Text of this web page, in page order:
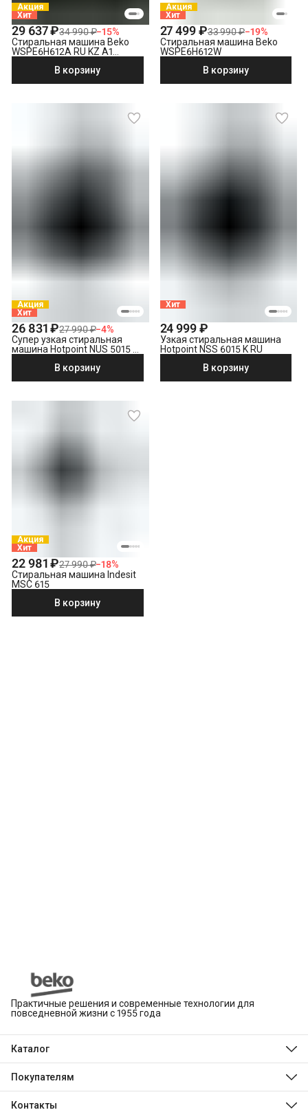
Демонтаж отдельностоящей стиральной машины
Утилизация техники
Акция
Хит
29 637 ₽34 990 ₽−15%
Стиральная машина Beko
WSPE6H612A RU KZ A1
В корзину
Акция
Хит
27 499 ₽33 990 ₽−19%
Стиральная машина Beko
WSPE6H612W
В корзину
Акция
Хит
26 831 ₽27 990 ₽−4%
Супер узкая стиральная
машина Hotpoint NUS 5015 S
В корзину
Хит
24 999 ₽
Узкая стиральная машина
Hotpoint NSS 6015 K RU
В корзину
Акция
Хит
22 981 ₽27 990 ₽−18%
Стиральная машина Indesit
MSC 615
В корзину
Практичные решения и современные технологии для
повседневной жизни с 1955 года
Каталог
Hotpoint
Стиральные и сушильные машины
Покупателям
Оплата
Контакты